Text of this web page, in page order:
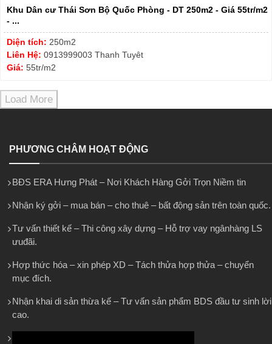
Khu Dân cư Thái Sơn Bộ Quốc Phòng - DT 250m2 - Giá 55tr/m2
- ...
Diện tích: 250m2
Liên Hệ: 0913999003 Thanh Tuyêt
Giá: 55tr/m2
Load More
PHƯƠNG CHÂM HOẠT ĐỘNG
BĐS ERA Hưng Phát – Nơi Khách Hàng Gởi Trọn Niềm tin
Nhận ký gởi – mua bán – cho thuê – bất động sản trên toàn quốc.
Tư vấn thiết kế – Thi công xây dựng – Hỗ trợ vay ngânhàng LS
ưuđãi.
Hợp thức hóa – xin phép XD – Tách thửa hợp thửa – chuyển
mục đích.
Nhận khai di sản thừa kế – Tư vấn sản phẩm BDS đầu tư sinh lời
cao.